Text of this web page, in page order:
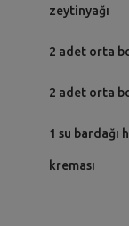
zeytinyağı
2 adet orta
2 adet orta
1 su bardağı
kreması